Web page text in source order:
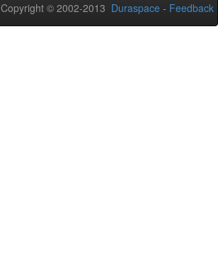
Copyright © 2002-2013 Duraspace - Feedback